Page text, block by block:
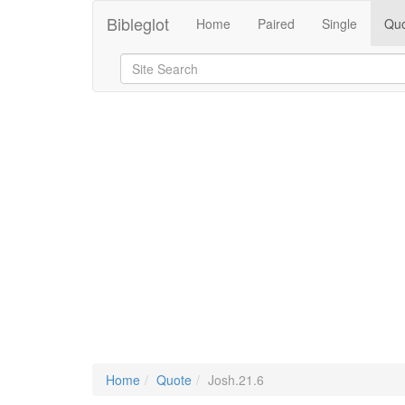
Bibleglot Home Paired Single
Home Quote Josh.21.6